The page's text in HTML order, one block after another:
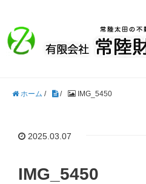
ホーム / / IMG_5450
2025.03.07
IMG_5450